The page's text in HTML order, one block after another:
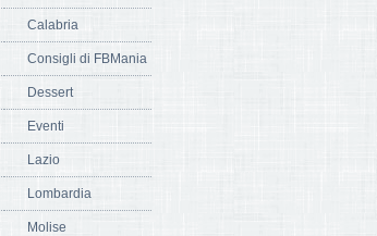
Calabria
Consigli di FBMania
Dessert
Eventi
Lazio
Lombardia
Molise